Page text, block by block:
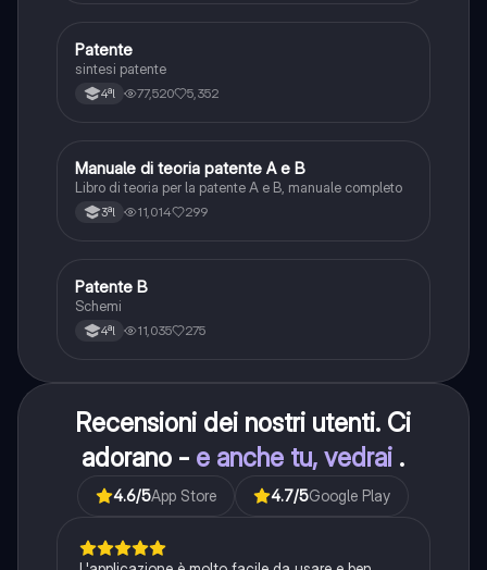
PAltro
Patente
sintesi patente
4ªl 77,520 5,352
MItaliano
Manuale di teoria patente A e B
Libro di teoria per la patente A e B, manuale completo
3ªl 11,014 299
PAltro
Patente B
Schemi
4ªl 11,035 275
Recensioni dei nostri utenti. Ci
adorano - e anche tu, vedrai .
4.6/5App Store 4.7/5Google Play